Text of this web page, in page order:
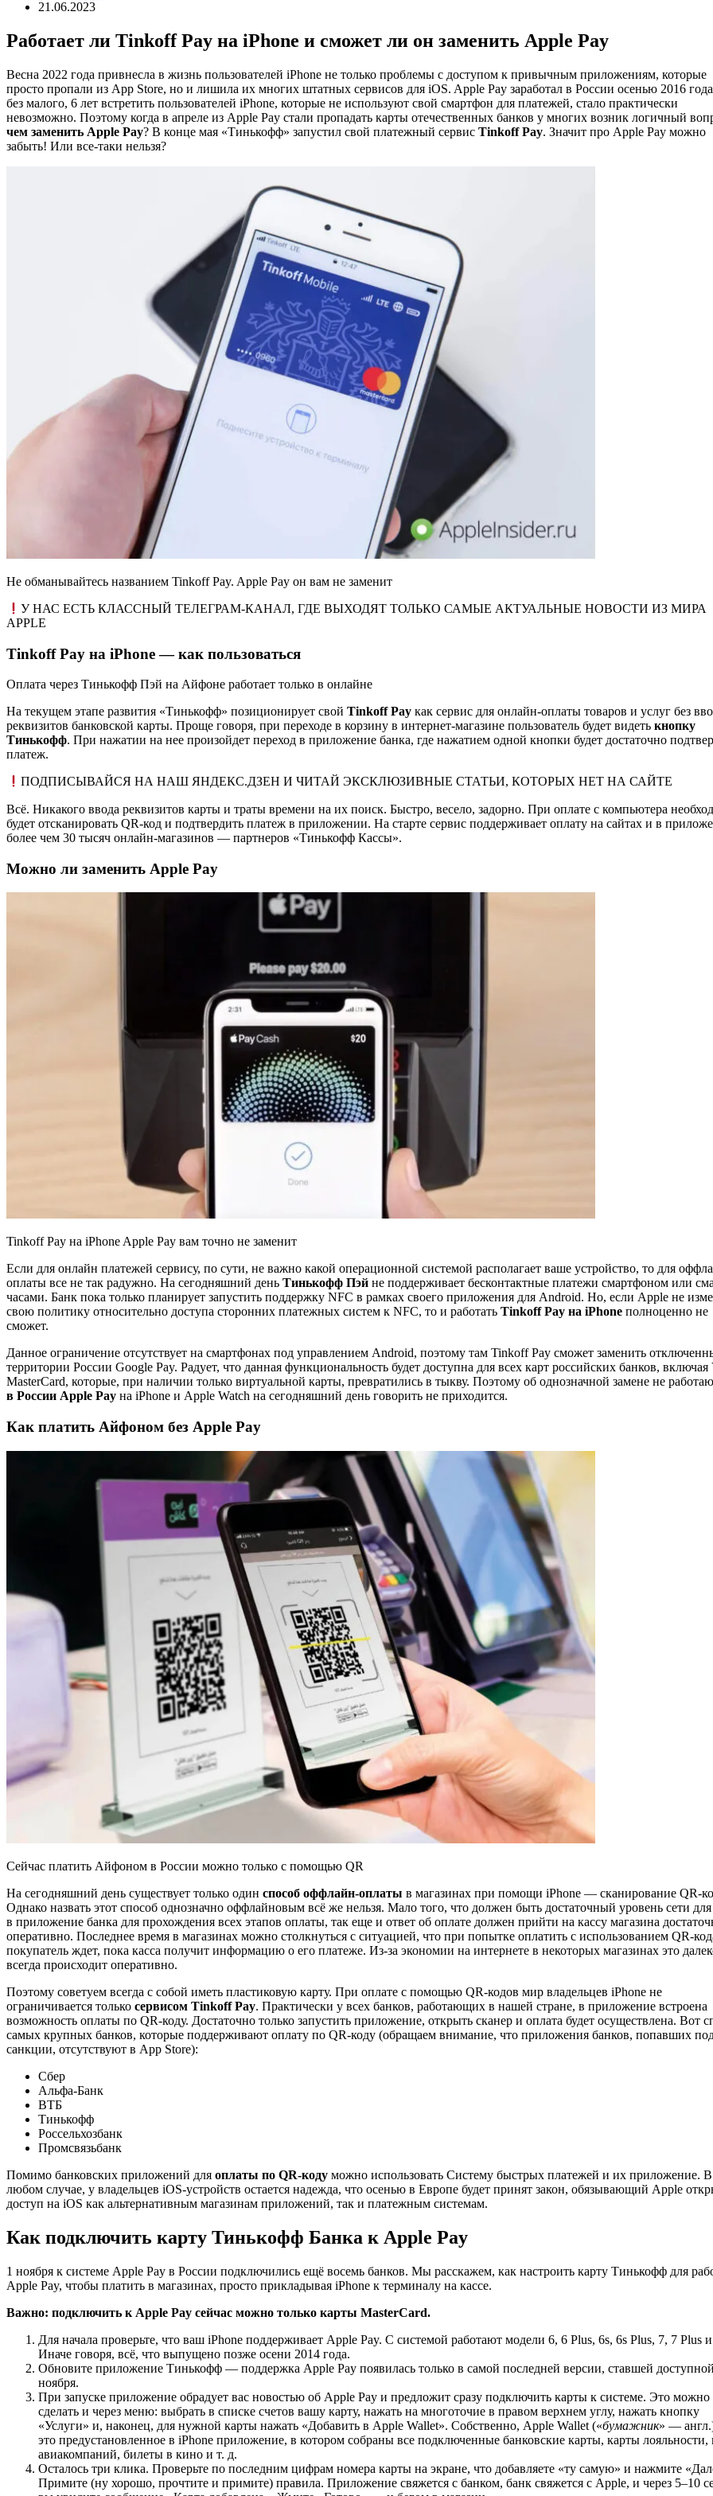
21.06.2023
Работает ли Tinkoff Pay на iPhone и сможет ли он заменить Apple Pay
Весна 2022 года привнесла в жизнь пользователей iPhone не только проблемы с доступом к привычным приложениям, которые
просто пропали из App Store, но и лишила их многих штатных сервисов для iOS. Apple Pay заработал в России осенью 2016
без малого, 6 лет встретить пользователей iPhone, которые не используют свой смартфон для платежей, стало практически
невозможно. Поэтому когда в апреле из Apple Pay стали пропадать карты отечественных банков у многих возник логичный
чем заменить Apple Pay? В конце мая «Тинькофф» запустил свой платежный сервис Tinkoff Pay. Значит про Apple Pay можно
забыть! Или все-таки нельзя?
Не обманывайтесь названием Tinkoff Pay. Apple Pay он вам не заменит
У НАС ЕСТЬ КЛАССНЫЙ ТЕЛЕГРАМ-КАНАЛ, ГДЕ ВЫХОДЯТ ТОЛЬКО САМЫЕ АКТУАЛЬНЫЕ НОВОСТИ ИЗ МИРА
APPLE
Tinkoff Pay на iPhone — как пользоваться
Оплата через Тинькофф Пэй на Айфоне работает только в онлайне
На текущем этапе развития «Тинькофф» позиционирует свой Tinkoff Pay как сервис для онлайн-оплаты товаров и услуг без
реквизитов банковской карты. Проще говоря, при переходе в корзину в интернет-магазине пользователь будет видеть кнопку
Тинькофф. При нажатии на нее произойдет переход в приложение банка, где нажатием одной кнопки будет достаточно
платеж.
ПОДПИСЫВАЙСЯ НА НАШ ЯНДЕКС.ДЗЕН И ЧИТАЙ ЭКСКЛЮЗИВНЫЕ СТАТЬИ, КОТОРЫХ НЕТ НА САЙТЕ
Всё. Никакого ввода реквизитов карты и траты времени на их поиск. Быстро, весело, задорно. При оплате с компьютера
будет отсканировать QR-код и подтвердить платеж в приложении. На старте сервис поддерживает оплату на сайтах и в
более чем 30 тысяч онлайн-магазинов — партнеров «Тинькофф Кассы».
Можно ли заменить Apple Pay
Tinkoff Pay на iPhone Apple Pay вам точно не заменит
Если для онлайн платежей сервису, по сути, не важно какой операционной системой располагает ваше устройство, то для
оплаты все не так радужно. На сегодняшний день Тинькофф Пэй не поддерживает бесконтактные платежи смартфоном или
часами. Банк пока только планирует запустить поддержку NFC в рамках своего приложения для Android. Но, если Apple не
свою политику относительно доступа сторонних платежных систем к NFC, то и работать Tinkoff Pay на iPhone полноценно не
сможет.
Данное ограничение отсутствует на смартфонах под управлением Android, поэтому там Tinkoff Pay сможет заменить
территории России Google Pay. Радует, что данная функциональность будет доступна для всех карт российских банков, включая
MasterCard, которые, при наличии только виртуальной карты, превратились в тыкву. Поэтому об однозначной замене не
в России Apple Pay на iPhone и Apple Watch на сегодняшний день говорить не приходится.
Как платить Айфоном без Apple Pay
Сейчас платить Айфоном в России можно только с помощью QR
На сегодняшний день существует только один способ оффлайн-оплаты в магазинах при помощи iPhone — сканирование QR-
Однако назвать этот способ однозначно оффлайновым всё же нельзя. Мало того, что должен быть достаточный уровень сети для
в приложение банка для прохождения всех этапов оплаты, так еще и ответ об оплате должен прийти на кассу магазина
оперативно. Последнее время в магазинах можно столкнуться с ситуацией, что при попытке оплатить с использованием QR-
покупатель ждет, пока касса получит информацию о его платеже. Из-за экономии на интернете в некоторых магазинах это
всегда происходит оперативно.
Поэтому советуем всегда с собой иметь пластиковую карту. При оплате с помощью QR-кодов мир владельцев iPhone не
ограничивается только сервисом Tinkoff Pay. Практически у всех банков, работающих в нашей стране, в приложение встроена
возможность оплаты по QR-коду. Достаточно только запустить приложение, открыть сканер и оплата будет осуществлена. Вот
самых крупных банков, которые поддерживают оплату по QR-коду (обращаем внимание, что приложения банков, попавших
санкции, отсутствуют в App Store):
Сбер
Альфа-Банк
ВТБ
Тинькофф
Россельхозбанк
Промсвязьбанк
Помимо банковских приложений для оплаты по QR-коду можно использовать Систему быстрых платежей и их приложение. В
любом случае, у владельцев iOS-устройств остается надежда, что осенью в Европе будет принят закон, обязывающий Apple
доступ на iOS как альтернативным магазинам приложений, так и платежным системам.
Как подключить карту Тинькофф Банка к Apple Pay
1 ноября к системе Apple Pay в России подключились ещё восемь банков. Мы расскажем, как настроить карту Тинькофф для
Apple Pay, чтобы платить в магазинах, просто прикладывая iPhone к терминалу на кассе.
Важно: подключить к Apple Pay сейчас можно только карты MasterCard.
Для начала проверьте, что ваш iPhone поддерживает Apple Pay. С системой работают модели 6, 6 Plus, 6s, 6s Plus, 7, 7 Plus
Иначе говоря, всё, что выпущено позже осени 2014 года.
Обновите приложение Тинькофф — поддержка Apple Pay появилась только в самой последней версии, ставшей
ноября.
При запуске приложение обрадует вас новостью об Apple Pay и предложит сразу подключить карты к системе. Это можно
сделать и через меню: выбрать в списке счетов вашу карту, нажать на многоточие в правом верхнем углу, нажать кнопку
«Услуги» и, наконец, для нужной карты нажать «Добавить в Apple Wallet». Собственно, Apple Wallet («бумажник» —
это предустановленное в iPhone приложение, в котором собраны все подключенные банковские карты, карты лояльности,
авиакомпаний, билеты в кино и т. д.
Осталось три клика. Проверьте по последним цифрам номера карты на экране, что добавляете «ту самую» и нажмите
Примите (ну хорошо, прочтите и примите) правила. Приложение свяжется с банком, банк свяжется с Apple, и через 5–10